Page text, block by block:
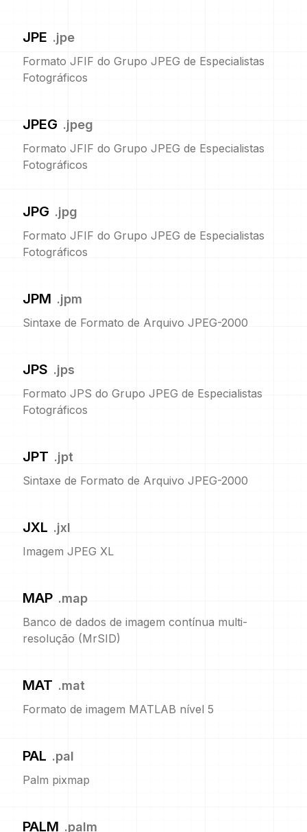
JPE .jpe
Formato JFIF do Grupo JPEG de Especialistas
Fotográficos
JPEG .jpeg
Formato JFIF do Grupo JPEG de Especialistas
Fotográficos
JPG .jpg
Formato JFIF do Grupo JPEG de Especialistas
Fotográficos
JPM .jpm
Sintaxe de Formato de Arquivo JPEG-2000
JPS .jps
Formato JPS do Grupo JPEG de Especialistas
Fotográficos
JPT .jpt
Sintaxe de Formato de Arquivo JPEG-2000
JXL .jxl
Imagem JPEG XL
MAP .map
Banco de dados de imagem contínua multi-
resolução (MrSID)
MAT .mat
Formato de imagem MATLAB nível 5
PAL .pal
Palm pixmap
PALM .palm